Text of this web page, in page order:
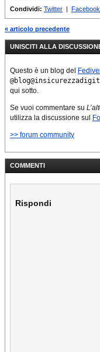
Condividi: Twitter | Facebook
« articolo precedente
UNISCITI ALLA
Questo è un blog del
qui sotto.
Se vuoi commentare su
utilizza la discussione sul
>> forum community
COMMENTI
Rispondi